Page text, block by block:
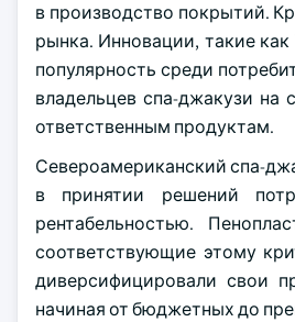
в производство покрытий.
рынка. Инновации, такие
популярность среди
владельцев спа-джакузи
ответственным продуктам.
Североамериканский спа-
в принятии решений
рентабельностью.
соответствующие этому
диверсифицировали свои
начиная от бюджетных до